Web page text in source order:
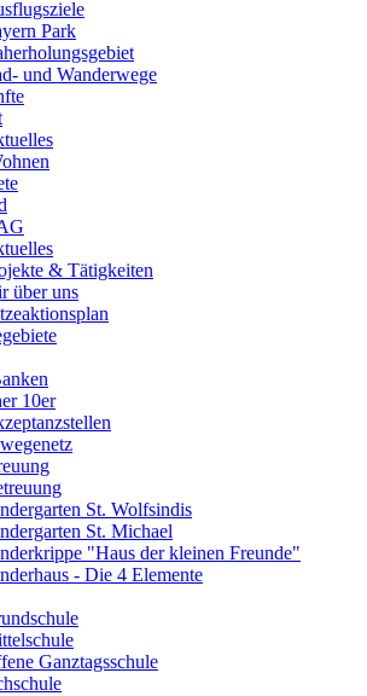
Park
und Wanderwege
& Tätigkeiten
über uns
10er
St. Wolfsindis
St. Michael
"Haus der kleinen Freunde"
- Die 4 Elemente
Ganztagsschule